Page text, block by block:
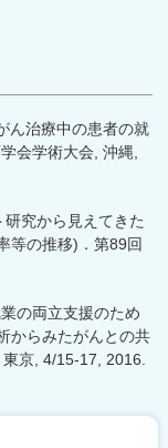
ん治療中の患者の就
会学術大会, 沖縄,
究から見えてきた
等の推移)．第89回
の両立支援のため
からみたがんとの共
京, 4/15-17, 2016.